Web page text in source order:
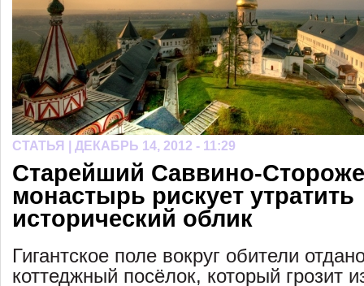
СТАТЬЯ | ДЕКАБРЬ 14, 2012 - 11:29
Старейший Саввино-
монастырь рискует утратить
исторический облик
Гигантское поле вокруг обители
коттеджный посёлок, который грозит